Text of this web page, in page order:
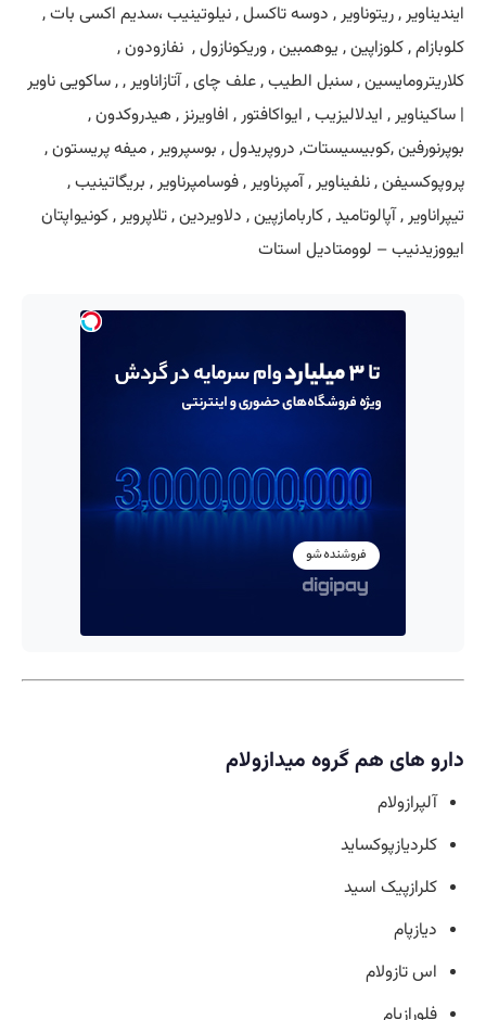
ایندیناویر , ریتوناویر , دوسه تاکسل , نیلوتینیب ،سدیم اکسی بات ,
کلوبازام , کلوزاپین , یوهمبین , وریکونازول , نفازودون ,
کلاریترومایسین , سنبل الطیب , علف چای , آتازاناویر , , ساکویی ناویر
| ساکیناویر , ایدلالیزیب , ایواکافتور , افاویرنز , هیدروکدون ,
بوپرنورفین ,کوبیسیستات, دروپریدول , بوسپرویر , میفه پریستون ,
پروپوکسیفن , نلفیناویر , آمپرناویر , فوسامپرناویر , بریگاتینیب ,
تیپراناویر , آپالوتامید , کاربامازپین , دلاویردین , تلاپرویر , کونیواپتان
ایووزیدنیب – لوومتادیل استات
دارو های هم گروه میدازولام
آلپرازولام
کلردیازپوکساید
کلرازپیک اسید
دیازپام
اس تازولام
فلورازپام